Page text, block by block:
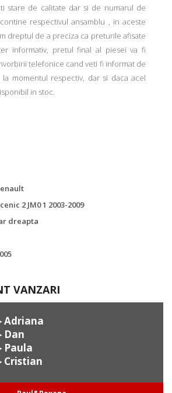
stare de calitate dar si de numarul de
respectivul ansamblu , in aceste
dreptul de a preciza ca preturile afisate
informativ, pretul final al piesei va fi
telefonice cand veti fi informat de
momentul respectiv, dar si daca acel
in stoc.
2 JM0 1 2003-2009
dreapta
VANZARI
Adriana
Dan
Paula
Cristian